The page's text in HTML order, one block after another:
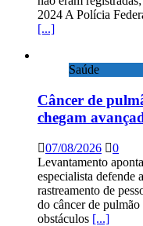
2024 A Polícia
[...]
Saúde
Câncer de
chegam
07/08/2026
0
Levantamento
especialista defende
rastreamento de
do câncer de
obstáculos [...]